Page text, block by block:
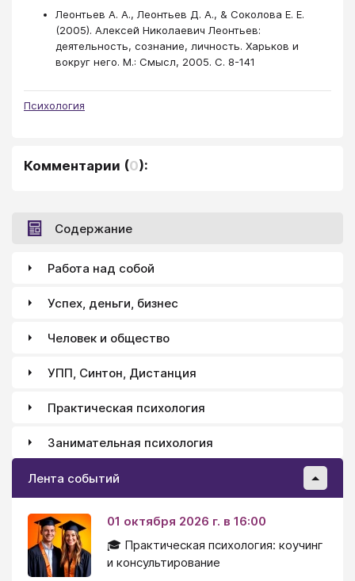
Леонтьев А. А., Леонтьев Д. А., & Соколова Е. Е.
(2005). Алексей Николаевич Леонтьев:
деятельность, сознание, личность. Харьков и
вокруг него. М.: Смысл, 2005. С. 8-141
Психология
Комментарии (0):
Содержание
Работа над собой
Успех, деньги, бизнес
Человек и общество
УПП, Синтон, Дистанция
Практическая психология
Занимательная психология
Лента событий
01 октября 2026 г. в 16:00
🎓 Практическая психология: коучинг
и консультирование